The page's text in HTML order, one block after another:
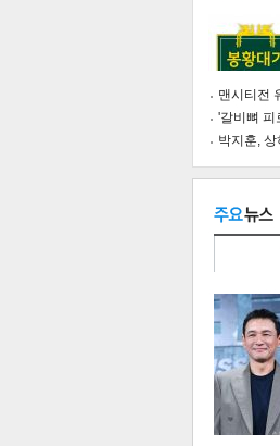
기
맨시티전
'갈비뼈
박지훈,